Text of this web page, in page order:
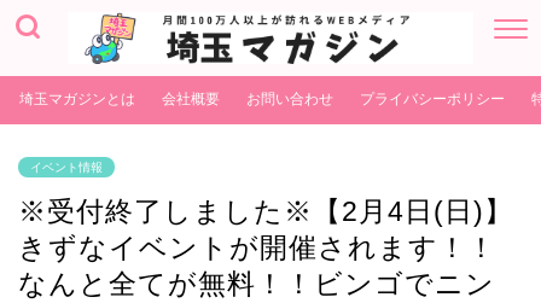
埼玉マガジンとは 会社概要 お問い合わせ プライバシーポリシー
イベント情報
※受付終了しました※【2月4日(日)】
きずなイベントが開催されます！！
なんと全てが無料！！ビンゴでニン